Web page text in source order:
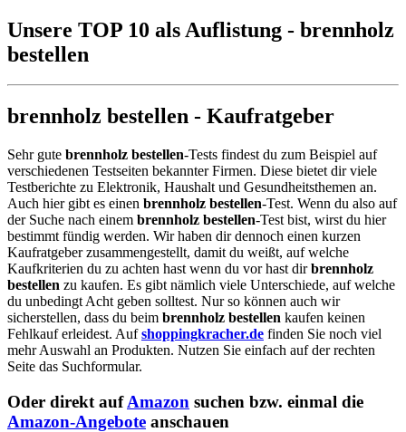
Unsere TOP 10 als Auflistung - brennholz
bestellen
brennholz bestellen - Kaufratgeber
Sehr gute brennholz bestellen-Tests findest du zum Beispiel auf
verschiedenen Testseiten bekannter Firmen. Diese bietet dir viele
Testberichte zu Elektronik, Haushalt und Gesundheitsthemen an.
Auch hier gibt es einen brennholz bestellen-Test. Wenn du also auf
der Suche nach einem brennholz bestellen-Test bist, wirst du hier
bestimmt fündig werden. Wir haben dir dennoch einen kurzen
Kaufratgeber zusammengestellt, damit du weißt, auf welche
Kaufkriterien du zu achten hast wenn du vor hast dirbrennholz
bestellen zu kaufen. Es gibt nämlich viele Unterschiede, auf welche
du unbedingt Acht geben solltest. Nur so können auch wir
sicherstellen, dass du beim brennholz bestellen kaufen keinen
Fehlkauf erleidest. Aufshoppingkracher.de finden Sie noch viel
mehr Auswahl an Produkten. Nutzen Sie einfach auf der rechten
Seite das Suchformular.
Oder direkt aufAmazon suchen bzw. einmal die
Amazon-Angebote anschauen